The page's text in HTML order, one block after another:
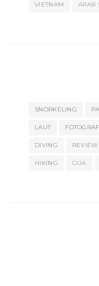
VIETNAM ARAB
SNORKELING
LAUT
DIVING REVIEW
HIKING GUA